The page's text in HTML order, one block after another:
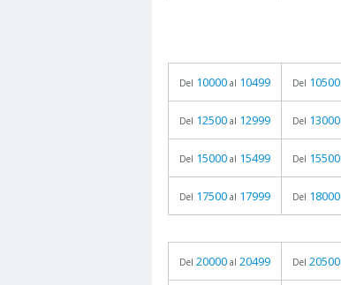
Del 10000 al 10499 Del 10500
Del 12500 al 12999 Del 13000
Del 15000 al 15499 Del 15500
Del 17500 al 17999 Del 18000
Del 20000 al 20499 Del 20500